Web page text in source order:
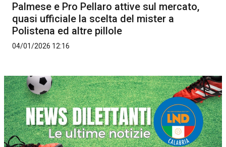
Palmese e Pro Pellaro attive sul mercato,
quasi ufficiale la scelta del mister a
Polistena ed altre pillole
04/01/2026 12:16